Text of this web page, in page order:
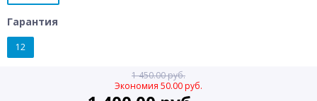
Гарантия
12
1 450.00 руб.
Экономия 50.00 руб.